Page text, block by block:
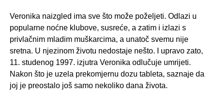
Veronika naizgled ima sve što može poželjeti. Odlazi u
popularne noćne klubove, susreće, a zatim i izlazi s
privlačnim mladim muškarcima, a unatoč svemu nije
sretna. U njezinom životu nedostaje nešto. I upravo zato,
11. studenog 1997. izjutra Veronika odlučuje umrijeti.
Nakon što je uzela prekomjernu dozu tableta, saznaje da
joj je preostalo još samo nekoliko dana života.